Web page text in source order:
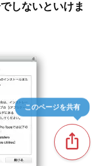
しないといけま
ios_share
このページを共有